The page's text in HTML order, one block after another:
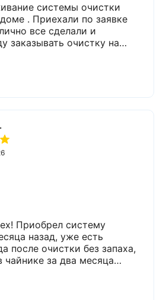
системы очистки
по заявке
все сделали и
заказывать очистку на
чайнике за два месяца
несмотря на
компактно, сбоев не